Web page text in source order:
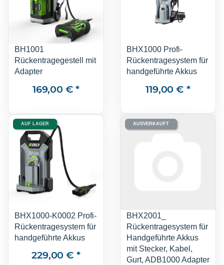
BH1001
Rückentragegestell mit
Adapter
169,00 €*
BHX1000 Profi-
Rückentragesystem für
handgeführte Akkus
119,00 € *
AUF LAGER
BHX1000-K0002 Profi-
Rückentragesystem für
handgeführte Akkus
229,00 € *
AUSVERKAUFT
BHX2001_
Rückentragesystem für
Handgeführte Akkus
mit Stecker, Kabel,
Gurt, ADB1000 Adapter